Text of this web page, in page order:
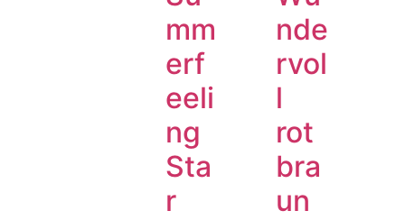
mm
erf
eeli
ng
Sta
r
nde
rvol
l
rot
bra
un